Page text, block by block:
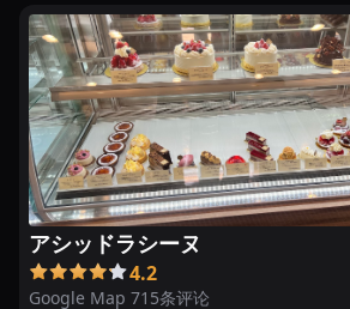
品
ケ
ー
キ
お
す
す
アシッドラシーヌ
Google Map 715条评论
4.2